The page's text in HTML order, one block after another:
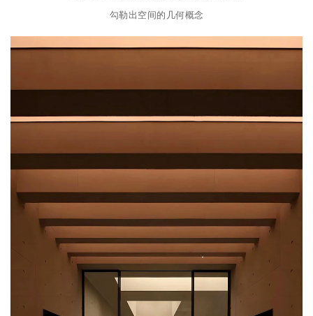
勾勒出空间的几何概念